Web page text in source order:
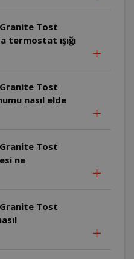
Tost
termostat ışığı
Tost
nasıl elde
Tost
ne
Tost